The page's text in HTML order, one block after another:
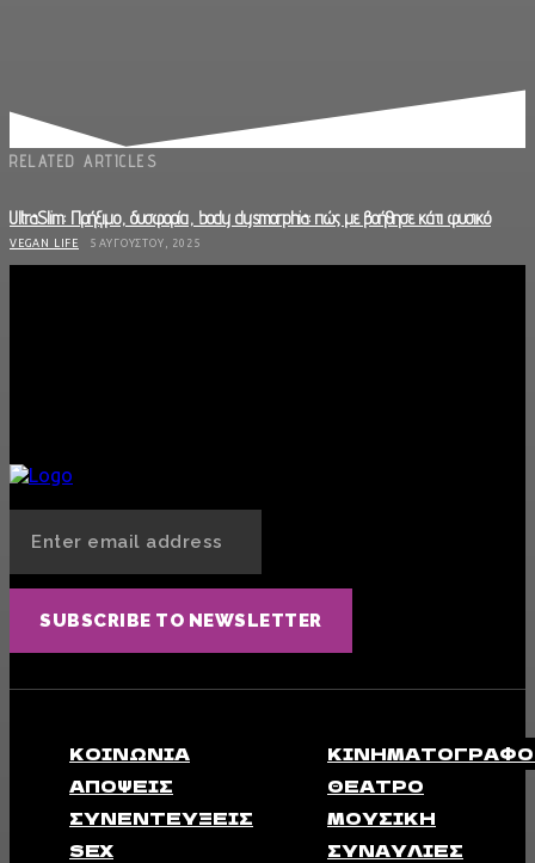
RELATED ARTICLES
UltraSlim: Πρήξιμο, δυσφορία, body dysmorphia: πώς με βοήθησε κάτι φυσικό
VEGAN LIFE 5 ΑΥΓΟΎΣΤΟΥ, 2025
SUBSCRIBE TO NEWSLETTER
ΚΟΙΝΩΝΊΑ
ΑΠΟΨΕΙΣ
ΣΥΝΕΝΤΕΎΞΕΙΣ
SEX
ΘΈΑΤΡΟ
ΜΟΥΣΙΚΉ
ΣΥΝΑΥΛΊΕΣ